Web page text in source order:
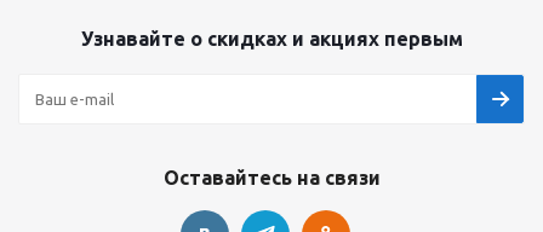
Узнавайте о скидках и акциях первым
Оставайтесь на связи